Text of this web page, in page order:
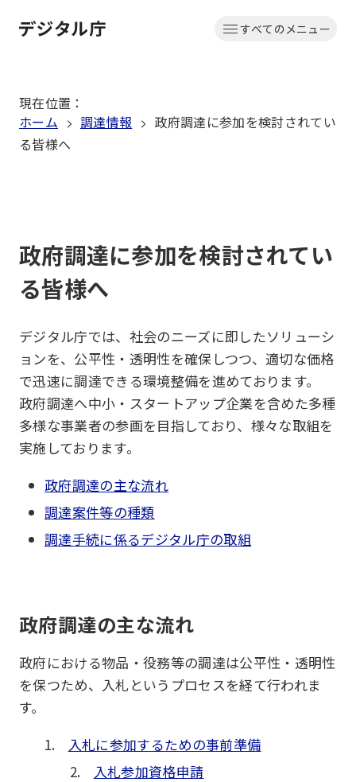
文
動
すべてのメニュー
現在位置 ：
ホーム
調達情報
政府調達に参加を検討されてい
る皆様へ
政府調達に参加を検討されてい
る皆様へ
デジタル庁では、社会のニーズに即したソリューシ
ョンを、公平性・透明性を確保しつつ、適切な価格
で迅速に調達できる環境整備を進めております。
政府調達へ中小・スタートアップ企業を含めた多種
多様な事業者の参画を目指しており、様々な取組を
実施しております。
政府調達の主な流れ
調達案件等の種類
調達手続に係るデジタル庁の取組
政府調達の主な流れ
政府における物品・役務等の調達は公平性・透明性
を保つため、入札というプロセスを経て行われま
す。
入札に参加するための事前準備
入札参加資格申請